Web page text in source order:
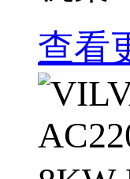
查看